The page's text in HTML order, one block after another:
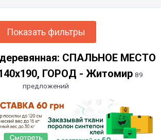
Показать фильтры
СПАЛЬНОЕ МЕСТО
ГОРОД - Житомир 89
предложений